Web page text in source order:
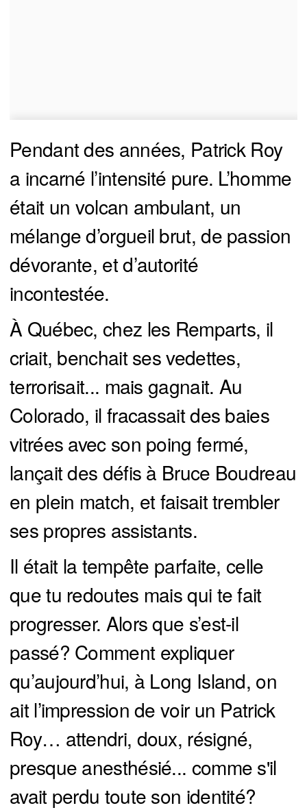
Pendant des années, Patrick Roy
a incarné l’intensité pure. L’homme
était un volcan ambulant, un
mélange d’orgueil brut, de passion
dévorante, et d’autorité
incontestée.
À Québec, chez les Remparts, il
criait, benchait ses vedettes,
terrorisait... mais gagnait. Au
Colorado, il fracassait des baies
vitrées avec son poing fermé,
lançait des défis à Bruce Boudreau
en plein match, et faisait trembler
ses propres assistants.
Il était la tempête parfaite, celle
que tu redoutes mais qui te fait
progresser. Alors que s’est-il
passé? Comment expliquer
qu’aujourd’hui, à Long Island, on
ait l’impression de voir un Patrick
Roy… attendri, doux, résigné,
presque anesthésié... comme s'il
avait perdu toute son identité?